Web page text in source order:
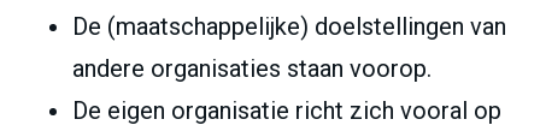
De (maatschappelijke) doelstellingen van
andere organisaties staan voorop.
De eigen organisatie richt zich vooral op